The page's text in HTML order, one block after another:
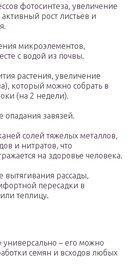
фотосинтеза, увеличение
рост листьев и
микроэлементов,
с водой из почвы.
растения, увеличение
который можно собрать в
(на 2 недели).
завязей.
солей тяжелых металлов,
и нитратов, что
на здоровье человека.
рассады,
пересадки в
теплицу.
– его можно
семян и всходов любых